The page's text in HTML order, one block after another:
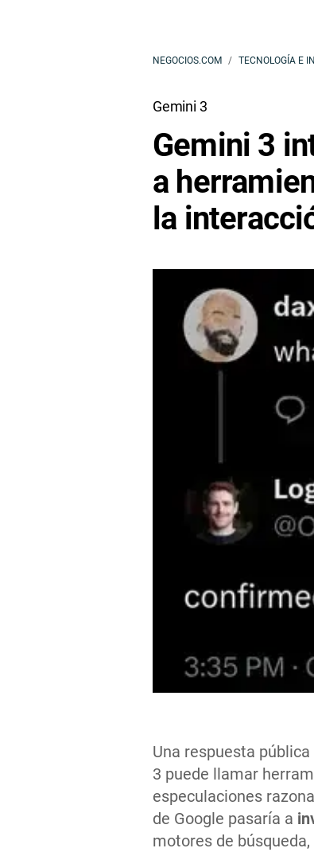
NEGOCIOS.COM TECNOLOGÍA E
Gemini 3
Gemini 3
a
la
Una respuesta pública
3 puede llamar
especulaciones
de Google pasaría a
motores de